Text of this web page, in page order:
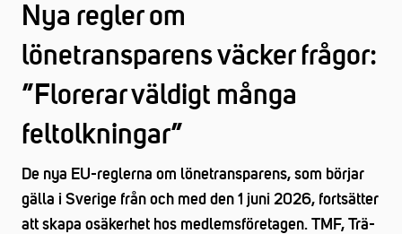
Nya regler om
lönetransparens väcker frågor:
”Florerar väldigt många
feltolkningar”
De nya EU-reglerna om lönetransparens, som börjar
gälla i Sverige från och med den 1 juni 2026, fortsätter
att skapa osäkerhet hos medlemsföretagen. TMF, Trä-